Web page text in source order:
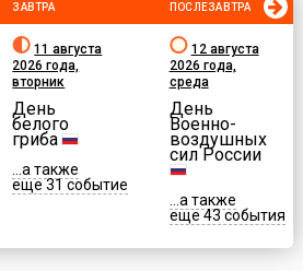
ЗАВТРА
11 августа
2026 года,
вторник
День
белого
гриба
...а также
еще 31 событие
ПОСЛЕЗАВТРА
12 августа
2026 года,
среда
День
Военно-
воздушных
сил России
...а также
еще 43 события